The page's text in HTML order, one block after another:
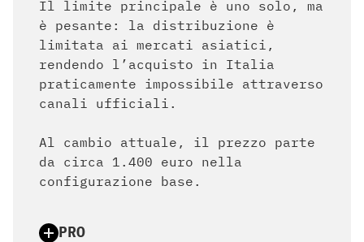
Il limite principale è uno solo, ma
è pesante: la distribuzione è
limitata ai mercati asiatici,
rendendo l’acquisto in Italia
praticamente impossibile attraverso
canali ufficiali.
Al cambio attuale, il prezzo parte
da circa 1.400 euro nella
configurazione base.
PRO